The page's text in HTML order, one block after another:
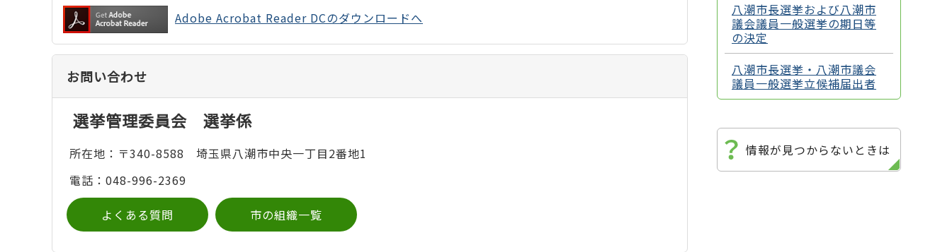
Adobe Acrobat Reader DCのダウンロードへ
お問い合わせ
選挙管理委員会 選挙係
所在地：〒340-8588 埼玉県八潮市中央一丁目2番地1
電話：048-996-2369
よくある質問 市の組織一覧
八潮市長選挙および八潮市
議会議員一般選挙の期日等
の決定
八潮市長選挙・八潮市議会
議員一般選挙立候補届出者
情報が見つからないときは